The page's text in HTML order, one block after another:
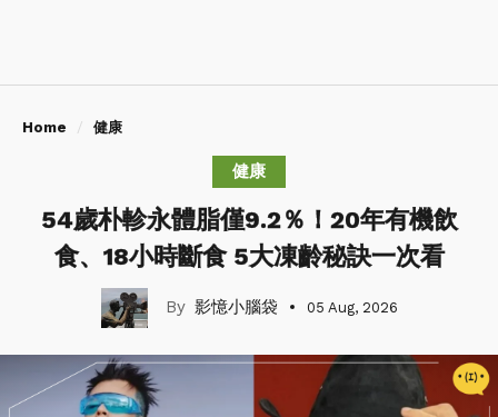
Home 健康
健康
54歲朴軫永體脂僅9.2％！20年有機飲
食、18小時斷食 5大凍齡秘訣一次看
影憶小腦袋 05 Aug, 2026